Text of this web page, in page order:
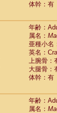
体幹：有
年齢：
属名：
亜種小名
英名：
上腕骨：
大腿骨：
体幹：有
年齢：
属名：